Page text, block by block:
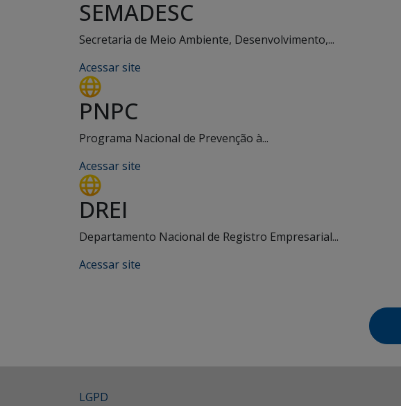
SEMADESC
Secretaria de Meio Ambiente, Desenvolvimento,...
Acessar site
PNPC
Programa Nacional de Prevenção à...
Acessar site
DREI
Departamento Nacional de Registro Empresarial...
Acessar site
LGPD